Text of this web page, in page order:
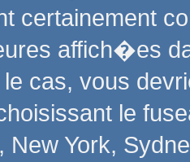
certainement
affich�es
cas, vous
le
New York,